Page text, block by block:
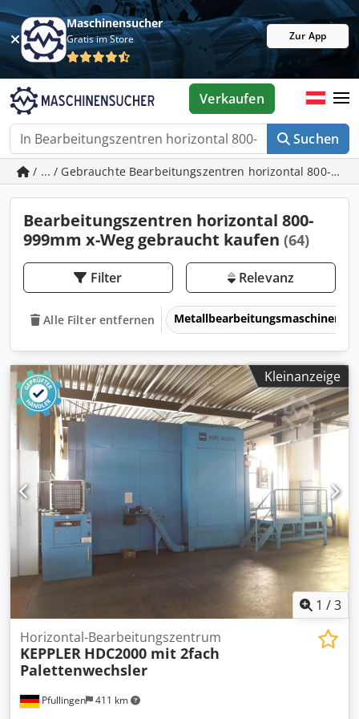
Maschinensucher
Gratis im Store Zur App
Suchen
Verkaufen
/ ... / Gebrauchte Bearbeitungszentren horizontal 800-
Bearbeitungszentren horizontal 800-
999mm x-Weg gebraucht kaufen (64)
Filter Relevanz
Alle Filter entfernen Metallbearbeitungsmaschinen
Kleinanzeige
1 /3
Pfullingen 411 km
Horizontal-Bearbeitungszentrum
KEPPLER HDC2000 mit 2fach
Palettenwechsler